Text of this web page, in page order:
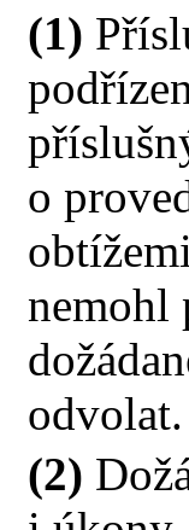
(1)
o
nemohl
odvolat.
(2)